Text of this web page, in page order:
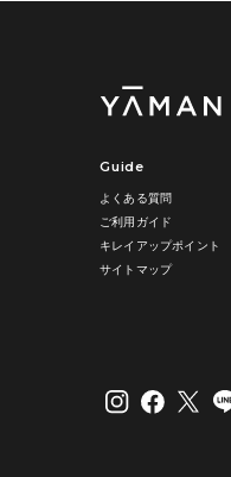
Guide
よくある質問
ご利用ガイド
キレイアップポイント
サイトマップ